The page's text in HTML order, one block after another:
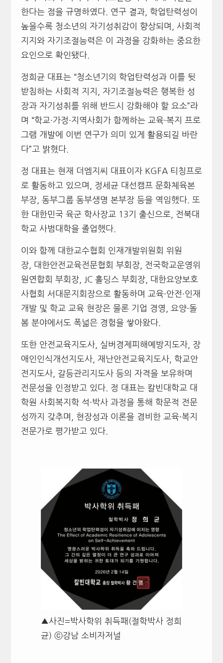
한다는 점을 규명하였다. 연구 결과, 학업탄력성이
높을수록 청소년의 자기성취감이 향상되며, 사회적
지지와 자기조절능력은 이 과정을 강화하는 중요한
요인으로 확인됐다.
정희균 대표는 “청소년기의 학업탄력성과 이를 뒷
받침하는 사회적 지지, 자기조절능력은 행복한 성
장과 자기성취를 위해 반드시 강화해야 할 요소”라
며 “학교·가정·지역사회가 함께하는 교육·복지 프로
그램 개발에 이번 연구가 의미 있게 활용되길 바란
다”고 밝혔다.
정 대표는 현재 더엠지씨 대표이자 KGFA 티칭프로
로 활동하고 있으며, 정세균 대선캠프 문화체육본
부장, 동부그룹 동부생명 본부장 등을 역임했다. 또
한 대한민국 육군 학사장교 13기 출신으로, 전북대
학교 사범대학을 졸업했다.
이와 함께 대한교수협회 인재개발위원회 위원
장, 대한안전교육전문협회 부회장, 전국학교운영위
원연합회 부회장, JC 홀딩스 부회장, 대한요양보호
사협회 서대문지회장으로 활동하며 교육·안전·인재
개발 및 학교 교육 현장은 물론 기업 경영, 요양·돌
봄 분야에서도 폭넓은 경험을 쌓아왔다.
또한 안전교육지도사, 실버경제피해예방지도자, 장
애인인식개선지도사, 재난안전교육지도사, 학교안
전지도사, 갈등관리지도사 등의 자격을 보유하며
전문성을 인정받고 있다. 정 대표는 칼빈대학교 대
학원 사회복지학 석·박사 과정을 통해 학문적 전문
성까지 갖추며, 현장성과 이론을 겸비한 교육·복지
전문가로 평가받고 있다.
▲사진=박사학위 취득패(절학박사 정희
균) ⓒ강남 소비자저널